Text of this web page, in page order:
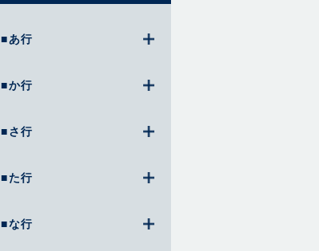
■あ行
■か行
■さ行
■た行
■な行